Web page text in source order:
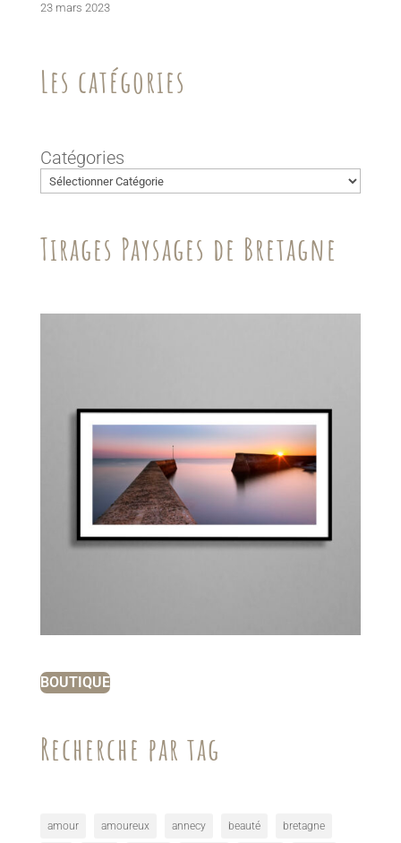
23 mars 2023
Les catégories
Catégories
Tirages Paysages de Bretagne
BOUTIQUE
Recherche par tag
amour amoureux annecy beauté bretagne